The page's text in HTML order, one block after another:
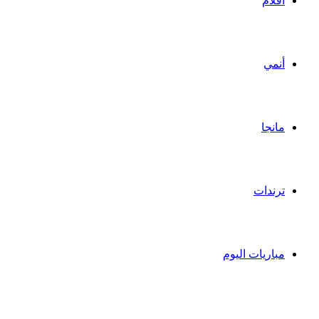
أنمي
مانجا
ترندات
مباريات اليوم